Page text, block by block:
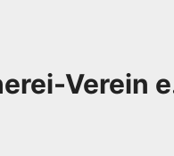
Verein